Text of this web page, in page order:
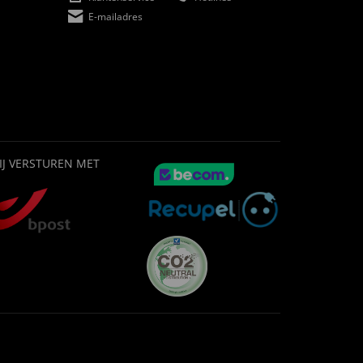
E-mailadres
VERSTUREN MET